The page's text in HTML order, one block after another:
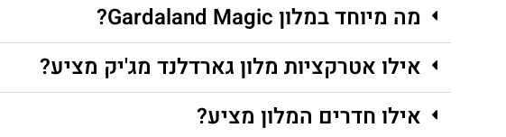
מה מיוחד במלון Gardaland Magic?
אילו אטרקציות מלון גארדלנד מג'יק מציע?
אילו חדרים המלון מציע?